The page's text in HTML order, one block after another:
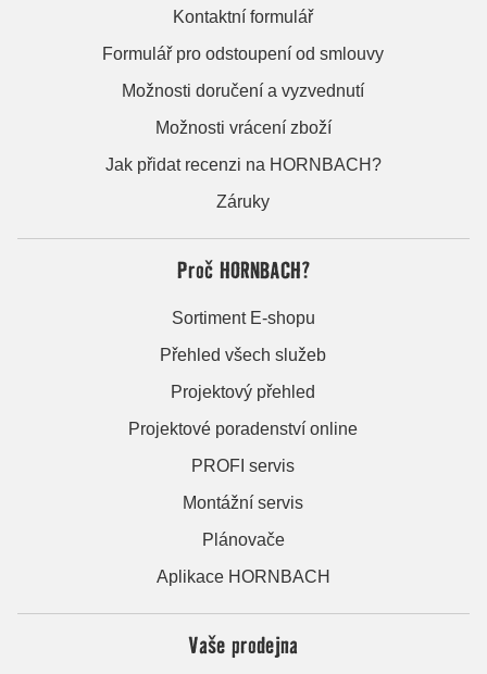
Kontaktní formulář
Formulář pro odstoupení od smlouvy
Možnosti doručení a vyzvednutí
Možnosti vrácení zboží
Jak přidat recenzi na HORNBACH?
Záruky
Proč HORNBACH?
Sortiment E-shopu
Přehled všech služeb
Projektový přehled
Projektové poradenství online
PROFI servis
Montážní servis
Plánovače
Aplikace HORNBACH
Vaše prodejna